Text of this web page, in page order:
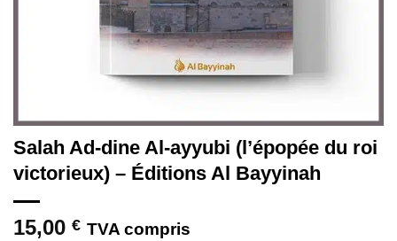
Salah Ad-dine Al-ayyubi (l’épopée du roi
victorieux) – Éditions Al Bayyinah
15,00 € TVA compris